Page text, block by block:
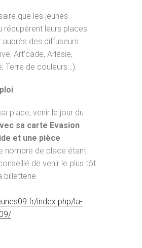
que les jeunes
récupèrent leurs places
des diffuseurs
Art’cade, Arlésie,
Terre de couleurs…).
place, venir le jour du
sa carte Evasion
et une pièce
nombre de place étant
de venir le plus tôt
billetterie.
index.php/la-